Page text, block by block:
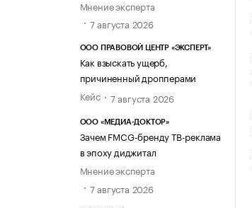
Мнение эксперта
7 августа 2026
ООО ПРАВОВОЙ ЦЕНТР «ЭКСПЕРТ»
Как взыскать ущерб,
причиненный дропперами
Кейс
7 августа 2026
ООО «МЕДИА-ДОКТОР»
Зачем FMCG-бренду ТВ-реклама
в эпоху диджитал
Мнение эксперта
7 августа 2026